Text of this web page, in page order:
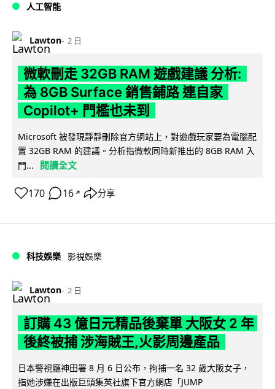
人工智能
Lawton 2 日
微軟刪走 32GB RAM 遊戲建議 分析:
為 8GB Surface 銷售鋪路 連自家
Copilot+ 門檻也未到
Microsoft 被發現靜靜刪除官方網站上，對遊戲玩家要為電腦配
置 32GB RAM 的建議。分析指微軟同時新推出的 8GB RAM 入
門...
閱讀全文
170 16 ↗ 分享
科技娛樂 影視娛樂
Lawton 2 日
訂購 43 億日元精品後棄單 大阪女 2 年
後終被捕 涉海賊王,火影周邊產品
日本警視廳神田署 8 月 6 日公布，拘捕一名 32 歲大阪女子，
指她涉嫌在出版巨頭集英社旗下官方網店「JUMP